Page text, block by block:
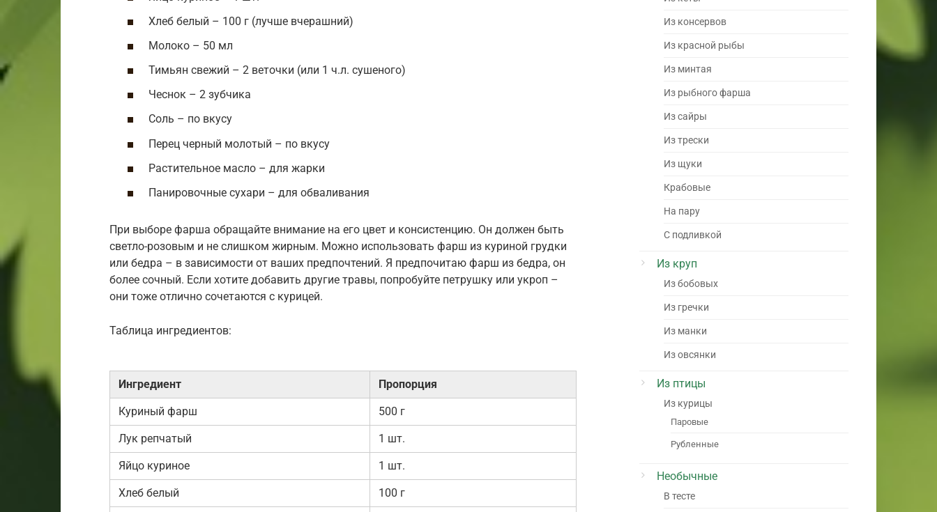
Хлеб белый – 100 г (лучше вчерашний)
Молоко – 50 мл
Тимьян свежий – 2 веточки (или 1 ч.л. сушеного)
Чеснок – 2 зубчика
Соль – по вкусу
Перец черный молотый – по вкусу
Растительное масло – для жарки
Панировочные сухари – для обваливания
При выборе фарша обращайте внимание на его цвет и консистенцию. Он должен быть
светло-розовым и не слишком жирным. Можно использовать фарш из куриной грудки
или бедра – в зависимости от ваших предпочтений. Я предпочитаю фарш из бедра, он
более сочный. Если хотите добавить другие травы, попробуйте петрушку или укроп –
они тоже отлично сочетаются с курицей.
Таблица ингредиентов:
Ингредиент Пропорция
Куриный фарш 500 г
Лук репчатый 1 шт.
Яйцо куриное 1 шт.
Хлеб белый 100 г
Из консервов
Из красной рыбы
Из минтая
Из рыбного фарша
Из сайры
Из трески
Из щуки
Крабовые
На пару
С подливкой
Из круп
Из бобовых
Из гречки
Из манки
Из овсянки
Из птицы
Из курицы
Паровые
Рубленные
Необычные
В тесте